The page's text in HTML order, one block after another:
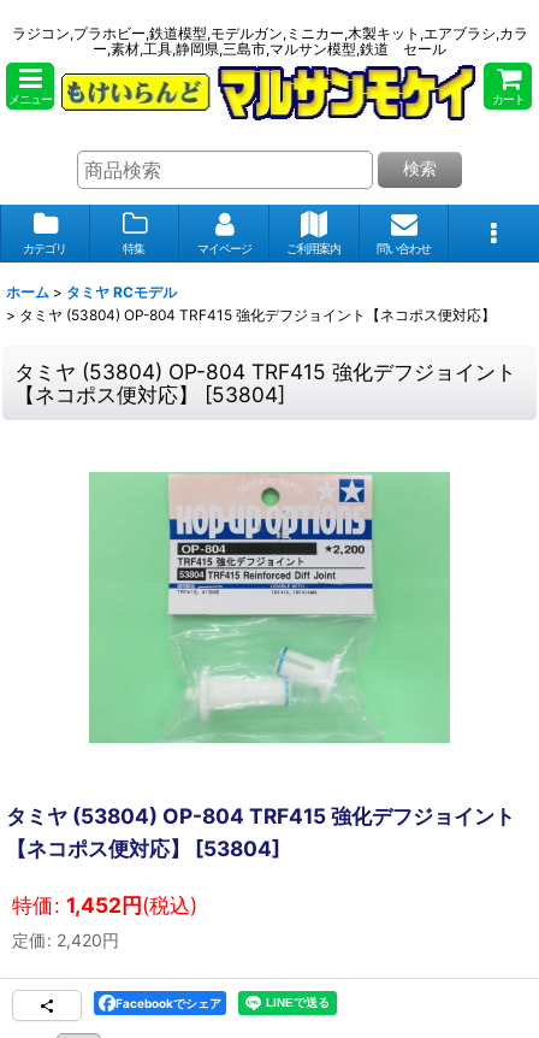
ラジコン,プラホビー,鉄道模型,モデルガン,ミニカー,木製キット,エアブラシ,カラ
ー,素材,工具,静岡県,三島市,マルサン模型,鉄道 セール
メニュー カート
検索
カテゴリ 特集 マイページ ご利用案内 問い合わせ
ホーム > タミヤ RCモデル
> タミヤ (53804) OP-804 TRF415 強化デフジョイント【ネコポス便対応】
タミヤ (53804) OP-804 TRF415 強化デフジョイント
【ネコポス便対応】 [53804]
タミヤ (53804) OP-804 TRF415 強化デフジョイント
【ネコポス便対応】 [53804]
特価: 1,452円(税込)
定価: 2,420円
Facebookでシェア